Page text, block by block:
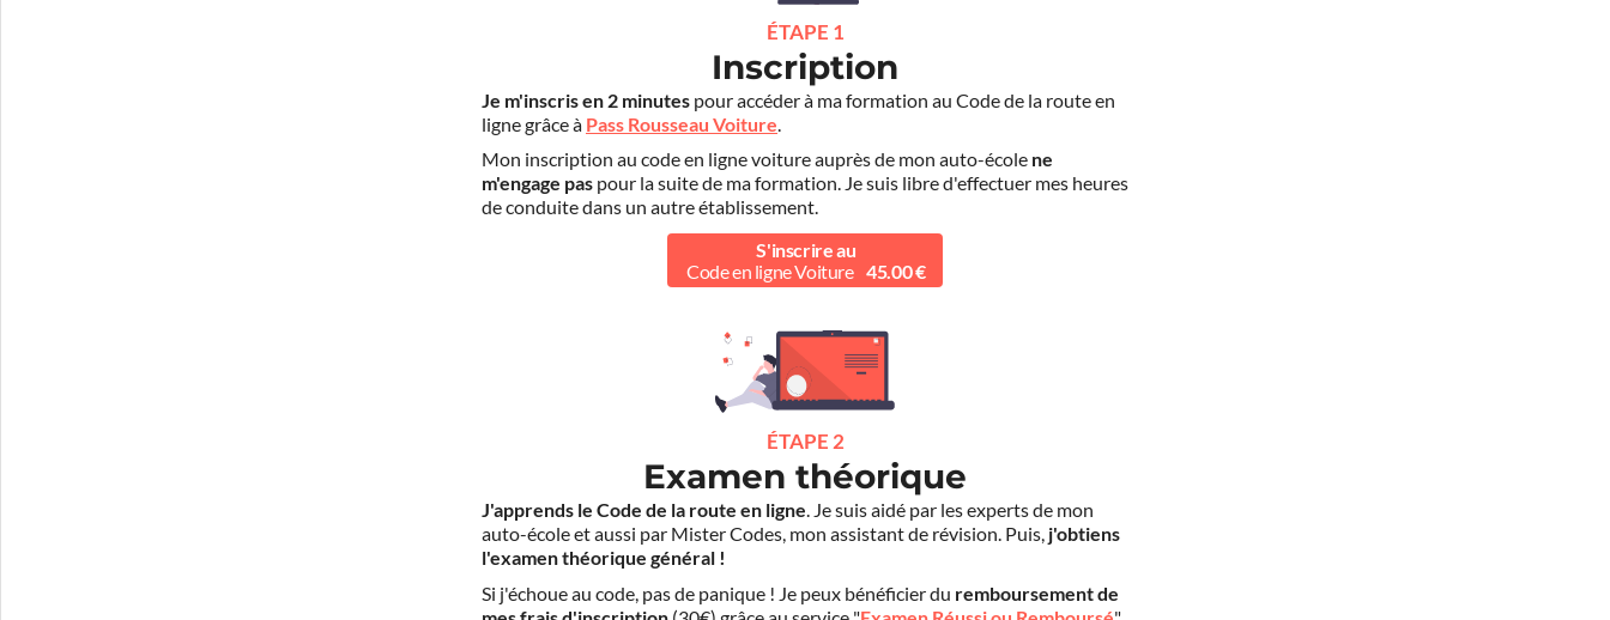
ÉTAPE 1
Inscription
Je m'inscris en 2 minutes pour accéder à ma formation au Code de la route en
ligne grâce à Pass Rousseau Voiture.
Mon inscription au code en ligne voiture auprès de mon auto-école ne
m'engage pas pour la suite de ma formation. Je suis libre d'effectuer mes heures
de conduite dans un autre établissement.
S'inscrire au
Code en ligne Voiture 45.00 €
ÉTAPE 2
Examen théorique
J'apprends le Code de la route en ligne. Je suis aidé par les experts de mon
auto-école et aussi par Mister Codes, mon assistant de révision. Puis, j'obtiens
l'examen théorique général !
Si j'échoue au code, pas de panique ! Je peux bénéficier du remboursement de